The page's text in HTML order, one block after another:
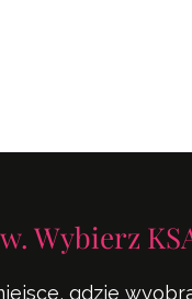
Wybierz
gdzie